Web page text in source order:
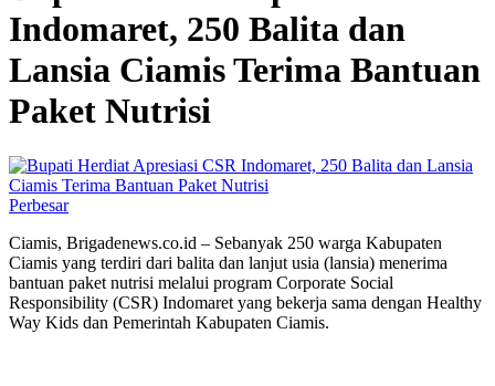
Indomaret, 250 Balita dan
Lansia Ciamis Terima Bantuan
Paket Nutrisi
Perbesar
Ciamis, Brigadenews.co.id – Sebanyak 250 warga Kabupaten
Ciamis yang terdiri dari balita dan lanjut usia (lansia) menerima
bantuan paket nutrisi melalui program Corporate Social
Responsibility (CSR) Indomaret yang bekerja sama dengan Healthy
Way Kids dan Pemerintah Kabupaten Ciamis.